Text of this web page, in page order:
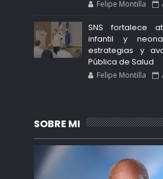
Felipe Montilla
SNS fortalece
infantil y
estrategias y
Pública de Salud
Felipe Montilla
SOBRE MI